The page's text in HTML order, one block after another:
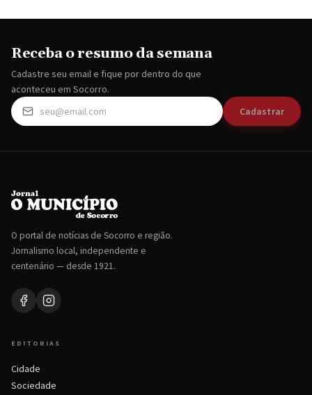
Receba o resumo da semana
Cadastre seu email e fique por dentro do que
aconteceu em Socorro.
Cadastrar
O portal de notícias de Socorro e região.
Jornalismo local, independente e
centenário — desde 1921.
EDITORIAS
Cidade
Sociedade